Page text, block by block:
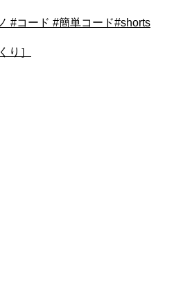
#コード #簡単コード#shorts
り］